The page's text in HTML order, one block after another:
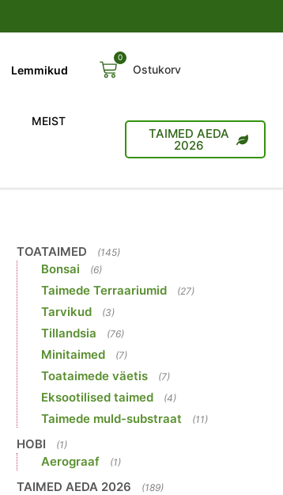
Lemmikud
0
Ostukorv
MEIST
TAIMED AEDA
2026
TOATAIMED (145)
Bonsai (6)
Taimede Terraariumid (27)
Tarvikud (3)
Tillandsia (76)
Minitaimed (7)
Toataimede väetis (7)
Eksootilised taimed (4)
Taimede muld-substraat (11)
HOBI (1)
Aerograaf (1)
TAIMED AEDA 2026 (189)